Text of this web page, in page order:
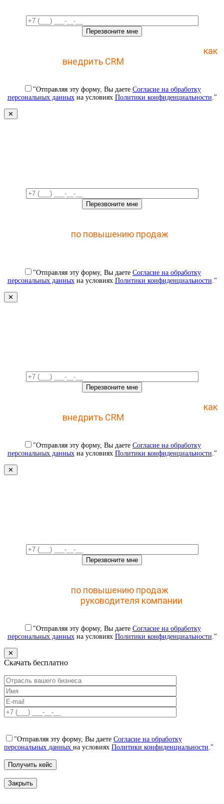
как
внедрить CRM
"Отправляя эту форму, Вы даете Согласие на обработку
персональных данныхна условиях Политики конфиденциальности."
✕
по повышению продаж
"Отправляя эту форму, Вы даете Согласие на обработку
персональных данныхна условиях Политики конфиденциальности."
✕
как
внедрить CRM
"Отправляя эту форму, Вы даете Согласие на обработку
персональных данныхна условиях Политики конфиденциальности."
✕
по повышению продаж
руководителя компании
"Отправляя эту форму, Вы даете Согласие на обработку
персональных данныхна условиях Политики конфиденциальности."
✕
Скачать бесплатно
"Отправляя эту форму, Вы даете Согласие на обработку
персональных данных на условиях Политики конфиденциальности."
Закрыть